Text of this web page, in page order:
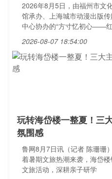
2026年8月5日，由福州市文
馆承办、上海城市动漫出版
中心协办的“方寸忆初心——
2026-08-07 18:54:00
玩转海岱楼一整夏！三
氛围感
鲁网8月7日讯（记者 陈珊珊
着暑期文旅热潮来袭，海岱
文旅活动，深耕亲子研学